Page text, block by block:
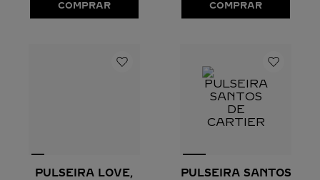
COMPRAR COMPRAR
PULSEIRA LOVE, PULSEIRA SANTOS